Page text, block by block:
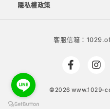
隱私權政策
客服信箱：
©2026 www.1029-